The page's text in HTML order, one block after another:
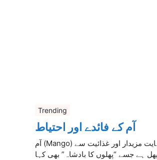
Trending
آم کے فائدے اور احتیاط
آم (Mango) ایک نہایت مزیدار اور غذائیت سے
پھل ہے جسے “پھلوں کا بادشاہ” بھی کہا